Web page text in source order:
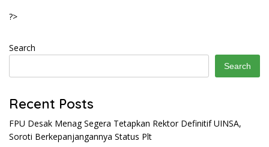
?>
Search
Search
Recent Posts
FPU Desak Menag Segera Tetapkan Rektor Definitif UINSA,
Soroti Berkepanjangannya Status Plt